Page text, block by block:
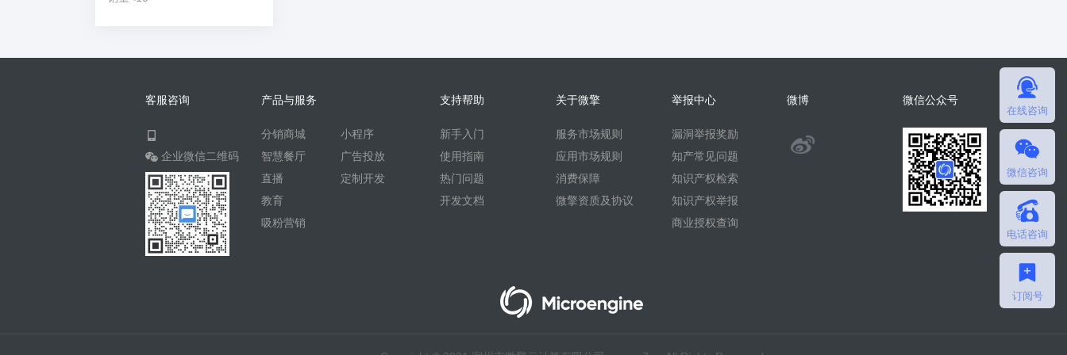
在线咨询
微信咨询
电话咨询
订阅号
客服咨询
企业微信二维码
产品与服务
分销商城
智慧餐厅
直播
教育
吸粉营销
小程序
广告投放
定制开发
支持帮助
新手入门
使用指南
热门问题
开发文档
关于微擎
服务市场规则
应用市场规则
消费保障
微擎资质及协议
举报中心
漏洞举报奖励
知产常见问题
知识产权检索
知识产权举报
商业授权查询
微博 微信公众号